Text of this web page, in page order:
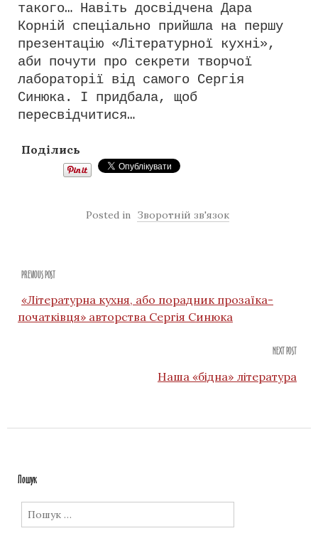
такого… Навіть досвідчена Дара
Корній спеціально прийшла на першу
презентацію «Літературної кухні»,
аби почути про секрети творчої
лабораторії від самого Сергія
Синюка. І придбала, щоб
пересвідчитися…
Поділись
Posted in Зворотній зв'язок
PREVIOUS POST
«Літературна кухня, або порадник прозаїка-
початківця» авторства Сергія Синюка
NEXT POST
Наша «бідна» література
Пошук
Пошук: